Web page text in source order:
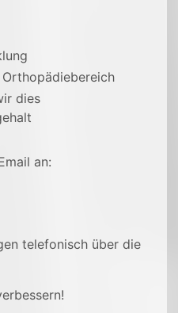
dies
an:
telefonisch über die